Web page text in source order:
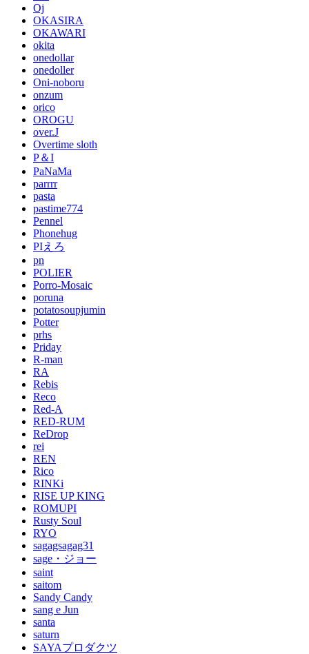
Oj
OKASIRA
OKAWARI
okita
onedollar
onedoller
Oni-noboru
onzum
orico
OROGU
over.J
Overtime sloth
P＆I
PaNaMa
parrrr
pasta
pastime774
Pennel
Phonehug
PIえろ
pn
POLIER
Porro-Mosaic
poruna
potatosoupjumin
Potter
prhs
Priday
R-man
RA
Rebis
Reco
Red-A
RED-RUM
ReDrop
rei
REN
Rico
RINKi
RISE UP KING
ROMUPI
Rusty Soul
RYO
sagagsagag31
sage・ジョー
saint
saitom
Sandy Candy
sang e Jun
santa
saturn
SAYAプロダクツ